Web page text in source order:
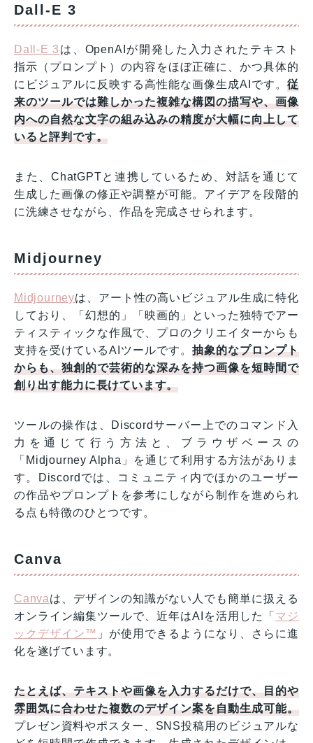
Dall-E 3
Dall-E 3 は、OpenAIが開発した入力されたテキスト
指示（プロンプト）の内容をほぼ正確に、かつ具体的
にビジュアルに反映する高性能な画像生成AIです。従
来のツールでは難しかった複雑な構図の描写や、画像
内への自然な文字の組み込みの精度が大幅に向上して
いると評判です。
また、ChatGPTと連携しているため、対話を通じて
生成した画像の修正や調整が可能。アイデアを段階的
に洗練させながら、作品を完成させられます。
Midjourney
Midjourneyは、アート性の高いビジュアル生成に特化
しており、「幻想的」「映画的」といった独特でアー
ティスティックな作風で、プロのクリエイターからも
支持を受けているAIツールです。抽象的なプロンプト
からも、独創的で芸術的な深みを持つ画像を短時間で
創り出す能力に長けています。
ツールの操作は、Discordサーバー上でのコマンド入
力を通じて行う方法と、ブラウザベースの
「Midjourney Alpha」を通じて利用する方法がありま
す。Discordでは、コミュニティ内でほかのユーザー
の作品やプロンプトを参考にしながら制作を進められ
る点も特徴のひとつです。
Canva
Canvaは、デザインの知識がない人でも簡単に扱える
オンライン編集ツールで、近年はAIを活用した「 マジ
ックデザイン™ 」が使用できるようになり、さらに進
化を遂げています。
たとえば、テキストや画像を入力するだけで、目的や
雰囲気に合わせた複数のデザイン案を自動生成可能。
プレゼン資料やポスター、SNS投稿用のビジュアルな